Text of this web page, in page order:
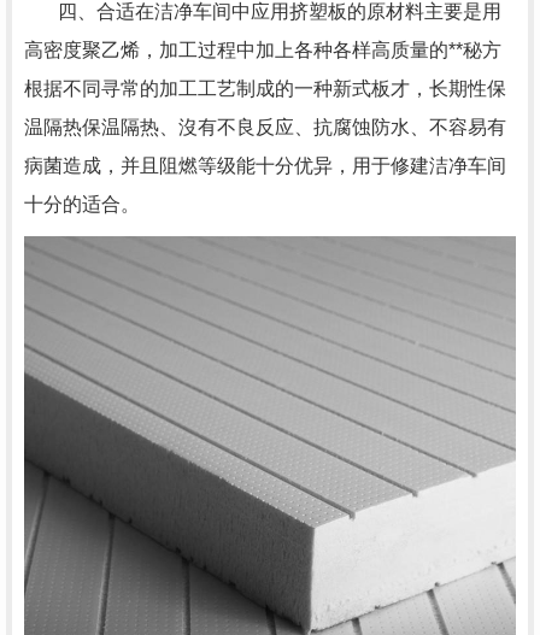
四、合适在洁净车间中应用挤塑板的原材料主要是用
高密度聚乙烯，加工过程中加上各种各样高质量的**秘方
根据不同寻常的加工工艺制成的一种新式板才，长期性保
温隔热保温隔热、沒有不良反应、抗腐蚀防水、不容易有
病菌造成，并且阻燃等级能十分优异，用于修建洁净车间
十分的适合。